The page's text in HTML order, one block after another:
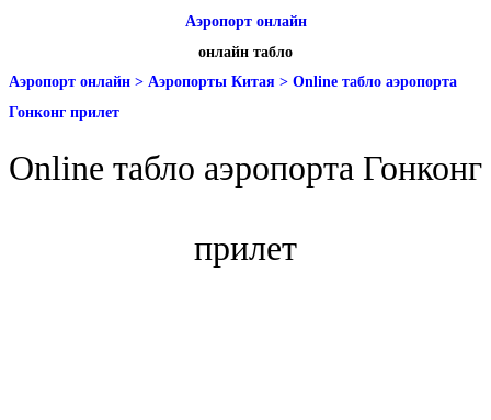
Аэропорт онлайн
онлайн табло
Аэропорт онлайн > Аэропорты Китая > Online табло аэропорта
Гонконг прилет
Online табло аэропорта Гонконг
прилет